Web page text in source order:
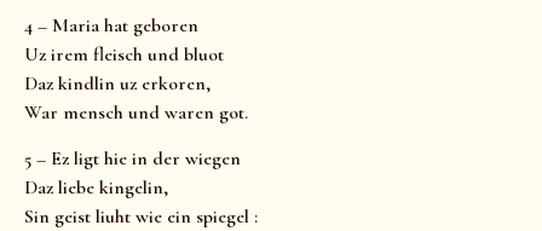
4 – Maria hat geboren
Uz irem fleisch und bluot
Daz kindlin uz erkoren,
War mensch und waren got.
5 – Ez ligt hie in der wiegen
Daz liebe kingelin,
Sin geist liuht wie ein spiegel :